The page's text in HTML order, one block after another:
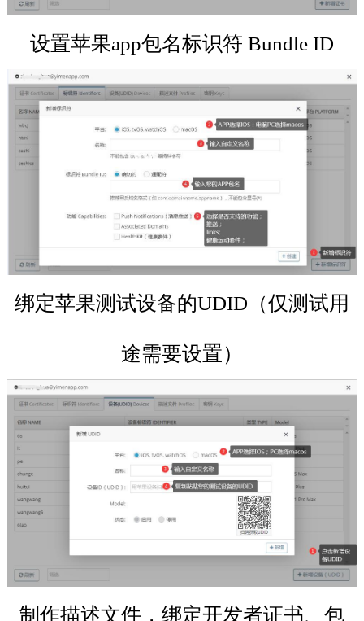
设置苹果app包名标识符 Bundle ID
绑定苹果测试设备的UDID（仅测试用
途需要设置）
制作描述文件，绑定开发者证书、包